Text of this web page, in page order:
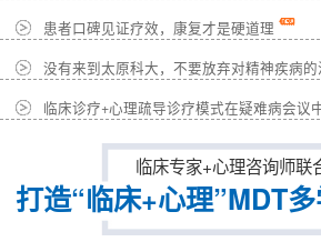
患者口碑见证疗效，康复才是硬道理
没有来到太原科大，不要放弃对精神疾病的
临床诊疗+心理疏导诊疗模式在疑难病会议
临床专家+心理咨询师联
打造“临床+心理”MDT